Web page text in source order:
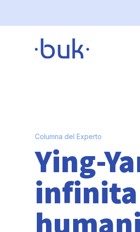
Columna del Experto
Ying-